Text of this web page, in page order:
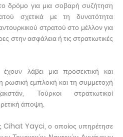
δρόμο για μια σοβαρή συζήτηση
σχετικά με τη δυνατότητα
στρατού στο μέλλον για
στην ασφάλεια ή τις στρατιωτικές
λάβει μια προσεκτική και
ρωσική εμπλοκή και τη συμμετοχή
Τούρκοι στρατιωτικοί
άποψη.
Yayci, ο οποίος υπηρέτησε